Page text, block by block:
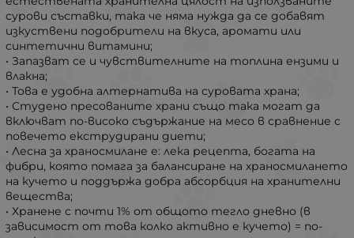
сурови съставки, така че няма нужда да се добавят
изкуствени подобрители на вкуса, аромати или
синтетични витамини;
• Запазват се и чувствителните на топлина ензими и
влакна;
• Това е удобна алтернатива на суровата храна;
• Студено пресованите храни също така могат да
включват по-високо съдържание на месо в сравнение с
повечето екструдирани диети;
• Лесна за храносмилане е: лека рецепта, богата на
фибри, която помага за балансиране на храносмилането
на кучето и поддържа добра абсорбция на хранителни
вещества;
• Хранене с почти 1% от общото тегло дневно (в
зависимост от това колко активно е кучето) = по-